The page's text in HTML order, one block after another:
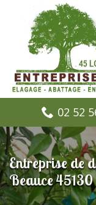
02 52
Entreprise de
Beauce 45130